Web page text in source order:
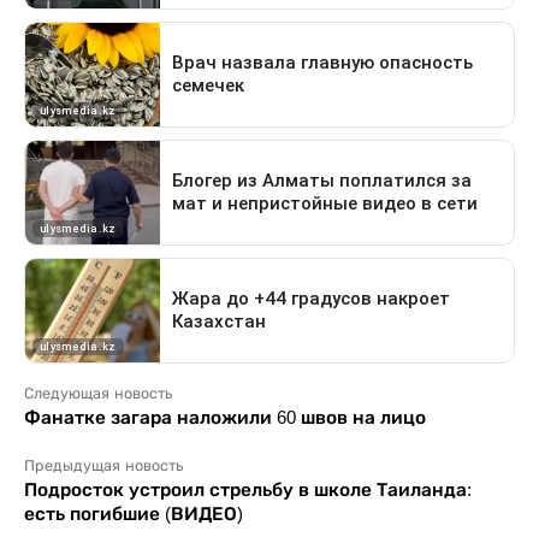
Следующая новость
Фанатке загара наложили 60 швов на лицо
Предыдущая новость
Подросток устроил стрельбу в школе Таиланда:
есть погибшие (ВИДЕО)